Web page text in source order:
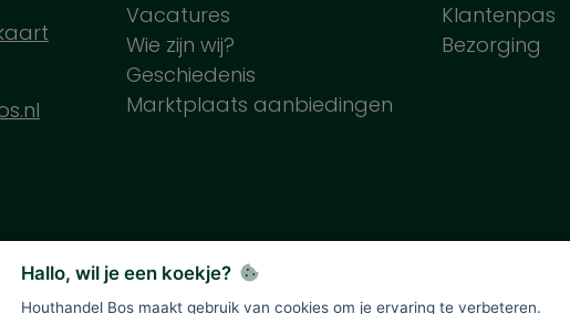
Vacatures
Wie zijn wij?
Geschiedenis
Marktplaats aanbiedingen
Klantenpas
Bezorging
Hallo, wil je een koekje?
Houthandel Bos maakt gebruik van cookies om je ervaring te verbeteren.